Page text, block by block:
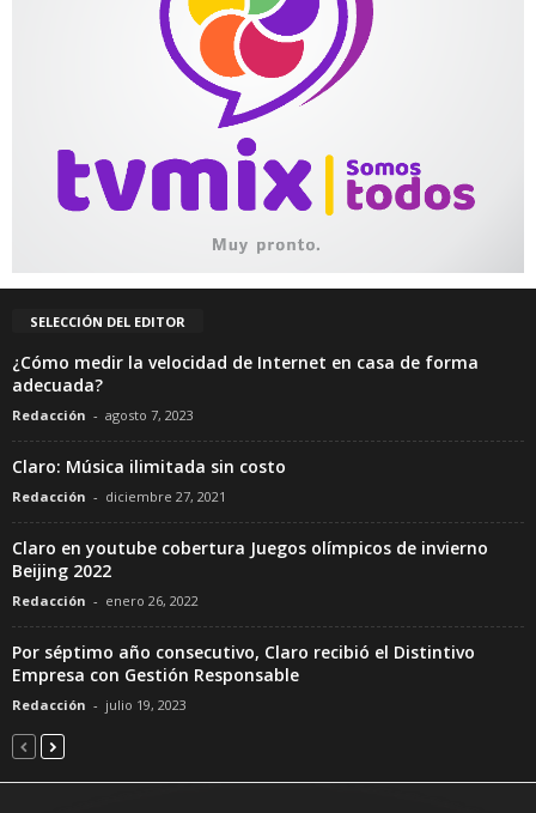
SELECCIÓN DEL EDITOR
¿Cómo medir la velocidad de Internet en casa de forma
adecuada?
Redacción - agosto 7, 2023
Claro: Música ilimitada sin costo
Redacción - diciembre 27, 2021
Claro en youtube cobertura Juegos olímpicos de invierno
Beijing 2022
Redacción - enero 26, 2022
Por séptimo año consecutivo, Claro recibió el Distintivo
Empresa con Gestión Responsable
Redacción - julio 19, 2023